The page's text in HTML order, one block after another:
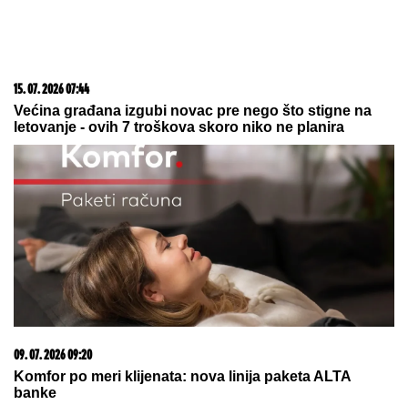
05. 08. 2026 22:45
Virus se širi regionom! Hitno upozorenje zbog groznice
Zapadnog Nila
20. 07. 2026 08:04